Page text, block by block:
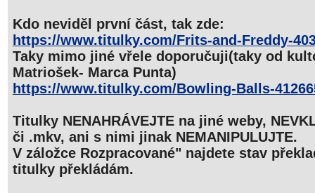
Kdo neviděl první část, tak zde:
https://www.titulky.com/Frits-and-Freddy-
Taky mimo jiné vřele doporučuji(taky od
Matriošek- Marca Punta)
https://www.titulky.com/Bowling-Balls-
Titulky NENAHRÁVEJTE na jiné weby,
či .mkv, ani s nimi jinak NEMANIPULUJTE.
V záložce Rozpracované" najdete stav
titulky překládám.